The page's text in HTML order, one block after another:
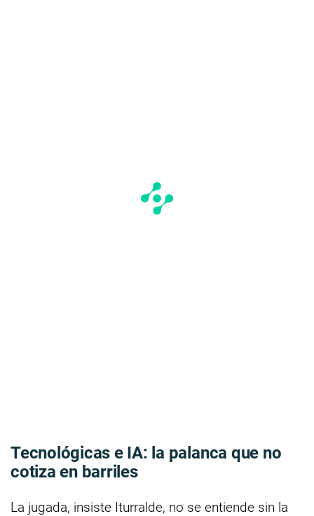
Tecnológicas e IA: la palanca que no
cotiza en barriles
La jugada, insiste Iturralde, no se entiende sin la